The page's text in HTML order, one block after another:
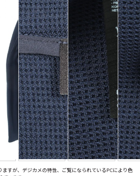
すが、デジカメの特性、ご覧になられているPCにより色